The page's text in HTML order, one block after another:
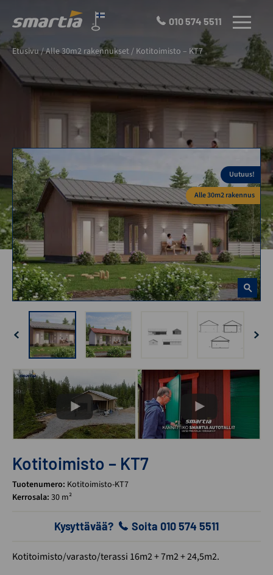
contentSmartia
Oy
010 574 5511 VALIKKO
Etusivu/Alle 30m2 rakennukset/ Kotitoimisto – KT7
Uutuus!
Alle 30m2 rakennus
Kotitoimisto – KT7
Tuotenumero: Kotitoimisto-KT7
Kerrosala: 30 m²
Kysyttävää? Soita 010 574 5511
Kotitoimisto/varasto/terassi 16m2 + 7m2 + 24,5m2.